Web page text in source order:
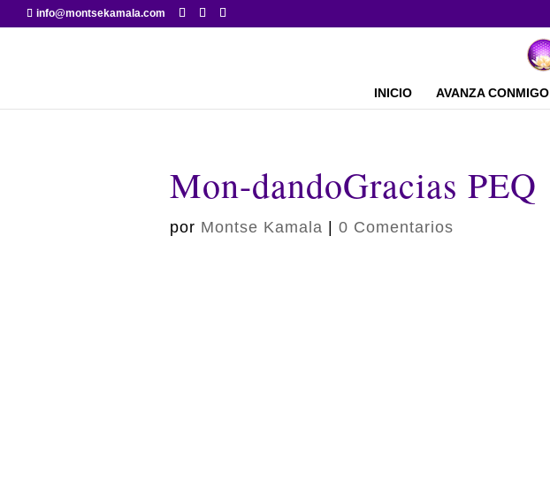
info@montsekamala.com
INICIO AVANZA CONMIGO
Mon-dandoGracias PEQ
por Montse Kamala 0 Comentarios